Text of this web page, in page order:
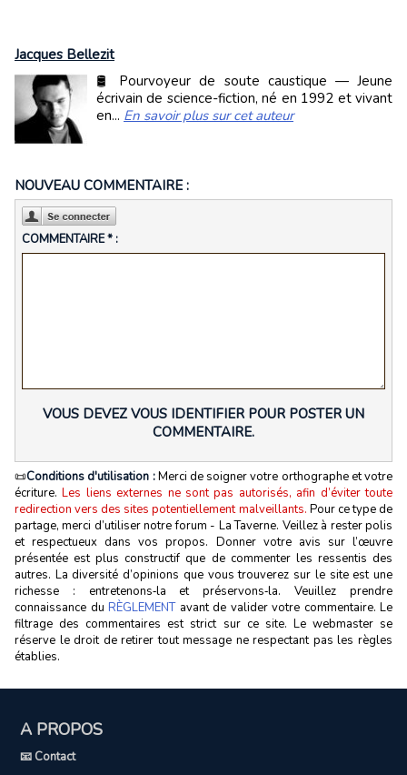
Jacques Bellezit
🛢️ Pourvoyeur de soute caustique — Jeune
écrivain de science-fiction, né en 1992 et vivant
en... En savoir plus sur cet auteur
NOUVEAU COMMENTAIRE :
COMMENTAIRE * :
VOUS DEVEZ VOUS IDENTIFIER POUR POSTER UN
COMMENTAIRE.
📜Conditions d'utilisation :Merci de soigner votre orthographe et votre
écriture.Les liens externes ne sont pas autorisés, afin d’éviter toute
redirection vers des sites potentiellement malveillants. Pour ce type de
partage, merci d’utiliser notre forum - La Taverne. Veillez à rester polis
et respectueux dans vos propos. Donner votre avis sur l’œuvre
présentée est plus constructif que de commenter les ressentis des
autres. La diversité d’opinions que vous trouverez sur le site est une
richesse : entretenons‑la et préservons‑la. Veuillez prendre
connaissance du RÈGLEMENTavant de valider votre commentaire. Le
filtrage des commentaires est strict sur ce site. Le webmaster se
réserve le droit de retirer tout message ne respectant pas les règles
établies.
A PROPOS
📧 Contact